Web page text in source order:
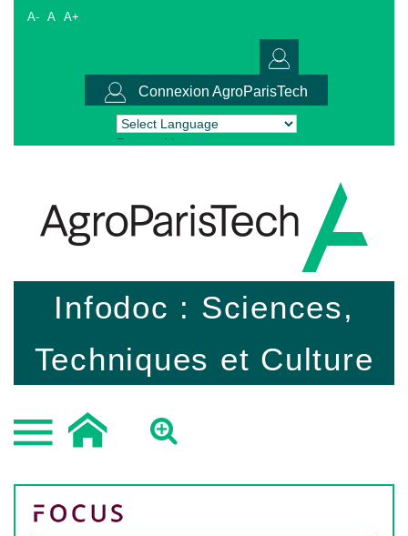
A- A A+
Connexion AgroParisTech
Powered by Translate
Infodoc : Sciences,
Techniques et Culture